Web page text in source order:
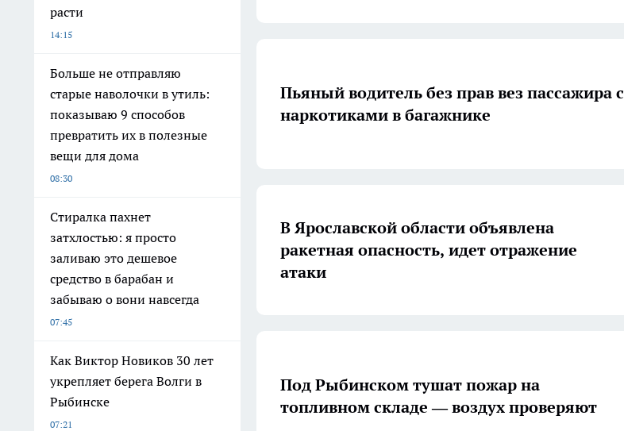
расти
14:15
Больше не отправляю
старые наволочки в утиль:
показываю 9 способов
превратить их в полезные
вещи для дома
08:30
Стиралка пахнет
затхлостью: я просто
заливаю это дешевое
средство в барабан и
забываю о вони навсегда
07:45
Как Виктор Новиков 30 лет
укрепляет берега Волги в
Рыбинске
07:21
Пьяный водитель без прав вез пассажира с
наркотиками в багажнике
В Ярославской области объявлена
ракетная опасность, идет отражение
атаки
Под Рыбинском тушат пожар на
топливном складе — воздух проверяют